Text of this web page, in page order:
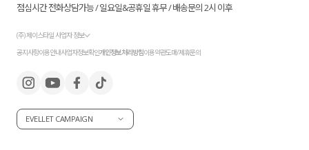
점심시간 전화상담가능 / 일요일&공휴일 휴무 / 배송문의 2시 이후
(주) 제이스타일 사업자 정보
공지사항이용안내사업자정보확인개인정보처리방침이용약관도매/제휴문의
EVELLET CAMPAIGN